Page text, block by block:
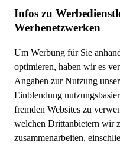
Infos zu
Werbenetzwerken
Um Werbung für Sie
optimieren, haben wir es
Angaben zur Nutzung
Einblendung
fremden Websites zu
welchen Drittanbietern wir
zusammenarbeiten,